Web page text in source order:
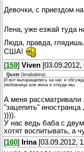
Девочки, с приездом
Лена, уже езжай туда
Люда, правда,
США!
[159] Viven [03.09.2012,
Quote ( lenababina)
И вот вытаращились на нас и
любовница или жена и откуда мы.
А меня рассматривали
"зацепить"
)))).
У нас ведь баба с
хотят воспитывать, а
[160] Irina[03.09.2012,